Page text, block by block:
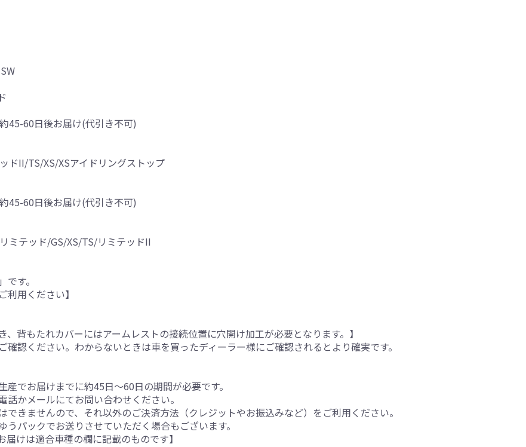
60日後お届け(代引き不可)
ドII/TS/XS/XSアイドリングストップ
60日後お届け(代引き不可)
ミテッド/GS/XS/TS/リミテッドII
す。
利用ください】
、背もたれカバーにはアームレストの接続位置に穴開け加工が必要となります。】
認ください。わからないときは車を買ったディーラー様にご確認されるとより確実です。
でお届けまでに約45日～60日の期間が必要です。
かメールにてお問い合わせください。
できませんので、それ以外のご決済方法（クレジットやお振込みなど）をご利用ください。
パックでお送りさせていただく場合もございます。
届けは適合車種の欄に記載のものです】